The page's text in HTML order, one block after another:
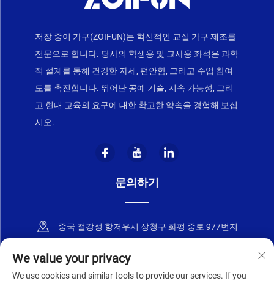
저장 중이 가구(ZOIFUN)는 혁신적인 교실 가구 제조를
전문으로 합니다. 당사의 학생용 및 교사용 좌석은 과학
적 설계를 통해 건강한 자세, 편안함, 그리고 수업 참여
도를 촉진합니다. 뛰어난 공예 기술, 지속 가능성, 그리
고 현대 교육의 요구에 대한 확고한 약속을 경험해 보십
시오.
문의하기
중국 절강성 항저우시 상청구 화펑 중로 977번지
+86-18668589258
[email protected]
We value your privacy
We use cookies and similar tools to provide our services. If you